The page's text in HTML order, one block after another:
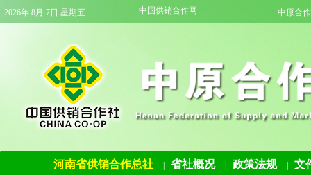
2026年 8月 7日 星期五 中国供销合作网 中原合
河南省供销合作总社 省社概况 政策法规 文